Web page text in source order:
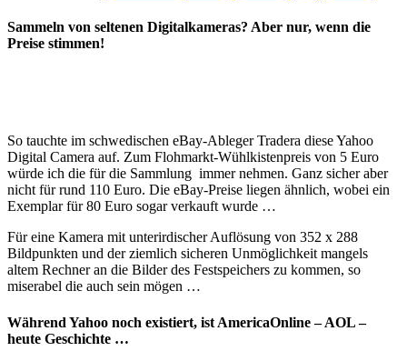
Sammeln von seltenen Digitalkameras? Aber nur, wenn die
Preise stimmen!
So tauchte im schwedischen eBay-Ableger Tradera diese Yahoo
Digital Camera auf. Zum Flohmarkt-Wühlkistenpreis von 5 Euro
würde ich die für die Sammlung immer nehmen. Ganz sicher aber
nicht für rund 110 Euro. Die eBay-Preise liegen ähnlich, wobei ein
Exemplar für 80 Euro sogar verkauft wurde …
Für eine Kamera mit unterirdischer Auflösung von 352 x 288
Bildpunkten und der ziemlich sicheren Unmöglichkeit mangels
altem Rechner an die Bilder des Festspeichers zu kommen, so
miserabel die auch sein mögen …
Während Yahoo noch existiert, ist AmericaOnline – AOL –
heute Geschichte …